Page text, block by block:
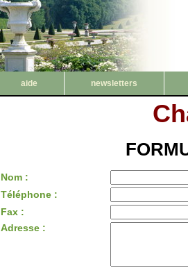
aide
newsletters
Nom :
Téléphone :
Fax :
Adresse :